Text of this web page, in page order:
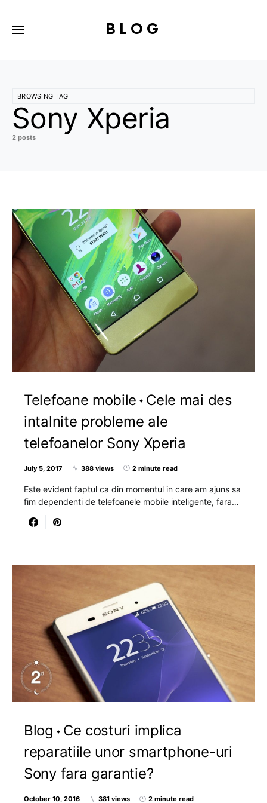
BLOG
BROWSING TAG
Sony Xperia
2 posts
Telefoane mobile
Cele mai des
intalnite probleme ale
telefoanelor Sony Xperia
July 5, 2017 388 views 2 minute read
Este evident faptul ca din momentul in care am ajuns sa
fim dependenti de telefoanele mobile inteligente, fara…
Blog
Ce costuri implica
reparatiile unor smartphone-uri
Sony fara garantie?
October 10, 2016 381 views 2 minute read